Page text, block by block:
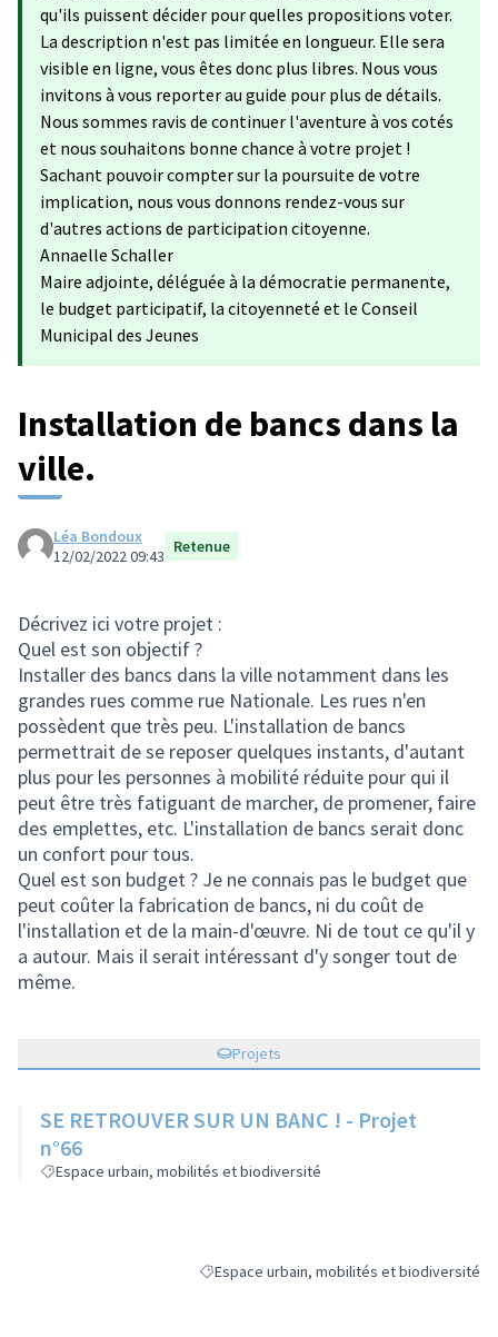
qu'ils puissent décider pour quelles propositions voter.
La description n'est pas limitée en longueur. Elle sera
visible en ligne, vous êtes donc plus libres. Nous vous
invitons à vous reporter au guide pour plus de détails.
Nous sommes ravis de continuer l'aventure à vos cotés
et nous souhaitons bonne chance à votre projet !
Sachant pouvoir compter sur la poursuite de votre
implication, nous vous donnons rendez-vous sur
d'autres actions de participation citoyenne.
Annaelle Schaller
Maire adjointe, déléguée à la démocratie permanente,
le budget participatif, la citoyenneté et le Conseil
Municipal des Jeunes
Installation de bancs dans la
ville.
Léa Bondoux
12/02/2022 09:43 Retenue
Décrivez ici votre projet :
Quel est son objectif ?
Installer des bancs dans la ville notamment dans les
grandes rues comme rue Nationale. Les rues n'en
possèdent que très peu. L'installation de bancs
permettrait de se reposer quelques instants, d'autant
plus pour les personnes à mobilité réduite pour qui il
peut être très fatiguant de marcher, de promener, faire
des emplettes, etc. L'installation de bancs serait donc
un confort pour tous.
Quel est son budget ? Je ne connais pas le budget que
peut coûter la fabrication de bancs, ni du coût de
l'installation et de la main-d'œuvre. Ni de tout ce qu'il y
a autour. Mais il serait intéressant d'y songer tout de
même.
Projets
SE RETROUVER SUR UN BANC ! - Projet
n°66
Espace urbain, mobilités et biodiversité
Filtrer les résultats de la catégorie :
Espace urbain, mobilités et biodiversité